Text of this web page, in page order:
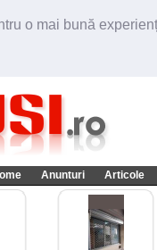
o mai bună
Anunturi Articole